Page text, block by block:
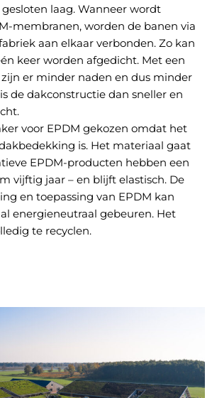
laag. Wanneer wordt
membranen, worden de banen via
aan elkaar verbonden. Zo kan
keer worden afgedicht. Met een
er minder naden en dus minder
is de dakconstructie dan sneller en
voor EPDM gekozen omdat het
is. Het materiaal gaat
EPDM-producten hebben een
vijftig jaar – en blijft elastisch. De
en toepassing van EPDM kan
energieneutraal gebeuren. Het
te recyclen.